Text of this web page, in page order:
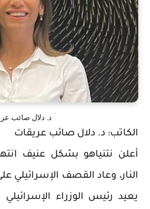
د. دلال صائب
الكاتب: د. دلال صائب عريقات
أعلن نتنياهو بشكل عنيف
النار، وعاد القصف الإسرائيلي
يعيد رئيس الوزراء